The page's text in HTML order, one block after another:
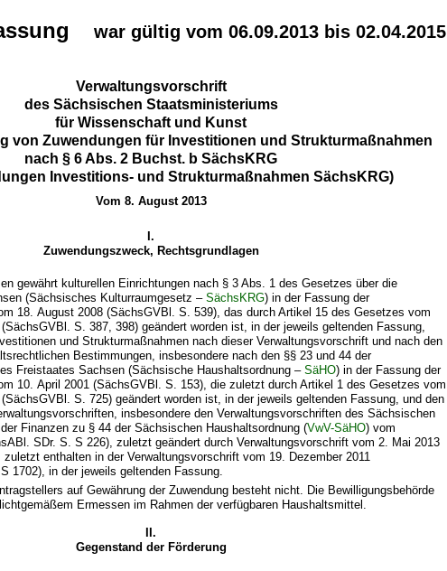
war gültig vom 06.09.2013 bis 02.04.2015
Verwaltungsvorschrift
des Sächsischen Staatsministeriums
für Wissenschaft und Kunst
von Zuwendungen für Investitionen und Strukturmaßnahmen
nach § 6 Abs. 2 Buchst. b SächsKRG
Investitions- und Strukturmaßnahmen SächsKRG)
Vom 8. August 2013
I.
Zuwendungszweck, Rechtsgrundlagen
gewährt kulturellen Einrichtungen nach § 3 Abs. 1 des Gesetzes über die
(Sächsisches Kulturraumgesetz –SächsKRG) in der Fassung der
18. August 2008 (SächsGVBl. S. 539), das durch Artikel 15 des Gesetzes vom
S. 387, 398) geändert worden ist, in der jeweils geltenden Fassung,
und Strukturmaßnahmen nach dieser Verwaltungsvorschrift und nach den
Bestimmungen, insbesondere nach den §§ 23 und 44 der
Freistaates Sachsen (Sächsische Haushaltsordnung –SäHO) in der Fassung der
10. April 2001 (SächsGVBl. S. 153), die zuletzt durch Artikel 1 des Gesetzes vom
S. 725) geändert worden ist, in der jeweils geltenden Fassung, und den
insbesondere den Verwaltungsvorschriften des Sächsischen
Finanzen zu § 44 der Sächsischen Haushaltsordnung (VwV-SäHO) vom
SDr. S. S 226), zuletzt geändert durch Verwaltungsvorschrift vom 2. Mai 2013
enthalten in der Verwaltungsvorschrift vom 19. Dezember 2011
1702), in der jeweils geltenden Fassung.
auf Gewährung der Zuwendung besteht nicht. Die Bewilligungsbehörde
Ermessen im Rahmen der verfügbaren Haushaltsmittel.
II.
Gegenstand der Förderung